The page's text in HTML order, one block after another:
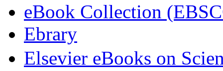
eBook Collection
Ebrary
Elsevier eBooks on